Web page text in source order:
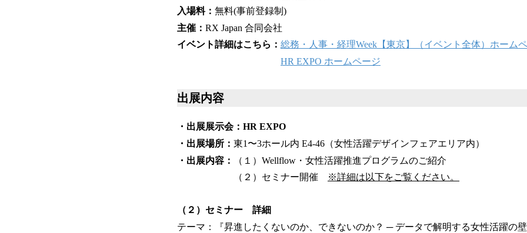
入場料： 無料(事前登録制)
主催： RX Japan 合同会社
イベント詳細はこちら： 総務・人事・経理Week【東京】（イベント全体）ホーム
HR EXPO ホームページ
出展内容
・出展展示会：HR EXPO
・出展場所： 東1〜3ホール内 E4-46（女性活躍デザインフェアエリア内）
・出展内容：
（１）Wellflow・女性活躍推進プログラムのご紹介
（２）セミナー開催
※詳細は以下をご覧ください。
（２）セミナー 詳細
テーマ：『昇進したくないのか、できないのか？ ─ データで解明する女性活躍の